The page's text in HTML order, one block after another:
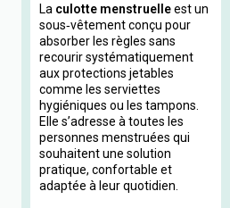
La culotte menstruelleest un
sous‑vêtement conçu pour
absorber les règles sans
recourir systématiquement
aux protections jetables
comme les serviettes
hygiéniques ou les tampons.
Elle s’adresse à toutes les
personnes menstruées qui
souhaitent une solution
pratique, confortable et
adaptée à leur quotidien.